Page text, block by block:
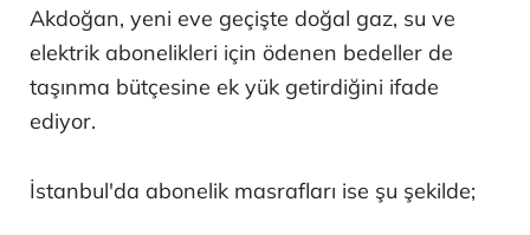
Akdoğan, yeni eve geçişte doğal gaz, su ve
elektrik abonelikleri için ödenen bedeller de
taşınma bütçesine ek yük getirdiğini ifade
ediyor.
İstanbul'da abonelik masrafları ise şu şekilde;